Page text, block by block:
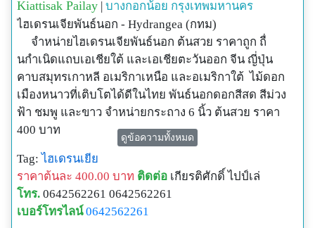
Kiattisak Pailay บางกอกน้อย กรุงเทพมหานคร
ไฮเดรนเจียพันธ์นอก - Hydrangea (กทม)
จำหน่ายไฮเดรนเจียพันธ์นอก ต้นสวย ราคาถูก ถื่
นกำเนิดแถบเอเชียใต้ และเอเชียตะวันออก จีน ญี่ปุ่น
คาบสมุทรเกาหลี อเมริกาเหนือ และอเมริกาใต้ ไม้ดอก
เมืองหนาวที่เติบโตได้ดีในไทย พันธ์นอกดอกสีสด สีม่วง
ฟ้า ชมพู และขาว จำหน่ายกระถาง 6 นิ้ว ต้นสวย ราคา
400 บาท
และจำหน่ายไม้ดอก ไม้กลิ่นหอม ไม้โบราณ ไม้หายาก
ราคาถูก ขายหน้าร้าน และจัดส่งพัสดุเร่งด่วนุทุกจังหวัด
และมีบริการจัดส่งเดลิเวอรี่ (กทม และปริมณฑล) สนใจ
สั่งซื้อได้ที่โทร 0642562261, 0988870811 คุณไปป์ เล่
(กรุงเทพ)
ดูข้อความทั้งหมด
Tag:ไฮเดรนเยีย
ราคาต้นละ 400.00 บาท ติดต่อ เกียรติศักดิ์ ไปป์เล่
โทร. 0642562261 0642562261
เบอร์โทรไลน์ 0642562261